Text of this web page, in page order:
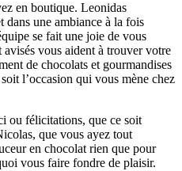
en boutique. Leonidas
une ambiance à la fois
se fait une joie de vous
avisés vous aident à trouver votre
de chocolats et gourmandises
l’occasion qui vous mène chez
ou félicitations, que ce soit
que vous ayez tout
en chocolat rien que pour
vous faire fondre de plaisir.